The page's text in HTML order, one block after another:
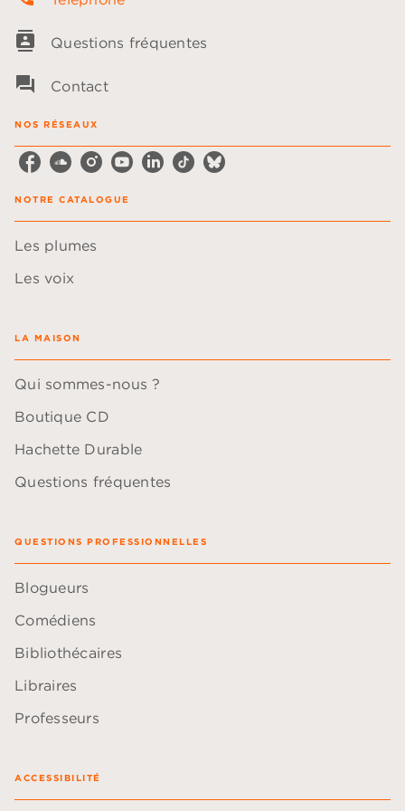
contacts Questions fréquentes
question_answer Contact
NOS RÉSEAUX
NOTRE CATALOGUE
Les plumes
Les voix
LA MAISON
Qui sommes-nous ?
Boutique CD
Hachette Durable
Questions fréquentes
QUESTIONS PROFESSIONNELLES
Blogueurs
Comédiens
Bibliothécaires
Libraires
Professeurs
ACCESSIBILITÉ